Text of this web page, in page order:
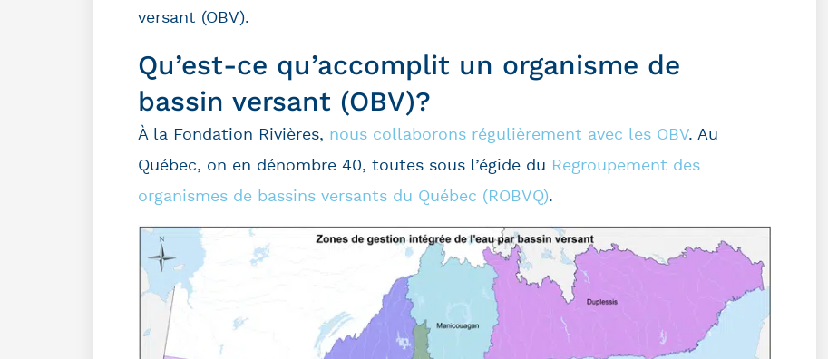
versant (OBV).
Qu’est-ce qu’accomplit un organisme de
bassin versant (OBV)?
À la Fondation Rivières, nous collaborons régulièrement avec les OBV. Au
Québec, on en dénombre 40, toutes sous l’égide du Regroupement des
organismes de bassins versants du Québec (ROBVQ).